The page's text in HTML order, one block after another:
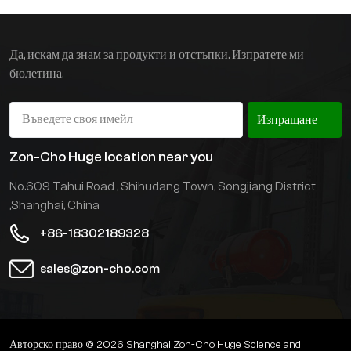
задвижване.
транспортиране между
стоманени конструкции и
др. с тегло до 30 тона.
Да, искам да знам за продукти и отстъпки. Изпратете ми
бюлетина.
Изпращане
Zon-Cho Huge location near you
No.609 Tahui Road , Shihudang Town, Songjiang District
,Shanghai, China
+86-18302189328
sales@zon-cho.com
Авторско право © 2026 Shanghai Zon-Cho Huge Science and